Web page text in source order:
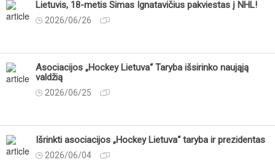
Lietuvis, 18-metis Simas Ignatavičius pakviestas į NHL!
2026/06/26
Asociacijos „Hockey Lietuva“ Taryba išsirinko naująją
valdžią
2026/06/25
Išrinkti asociacijos „Hockey Lietuva“ taryba ir prezidentas
2026/06/04